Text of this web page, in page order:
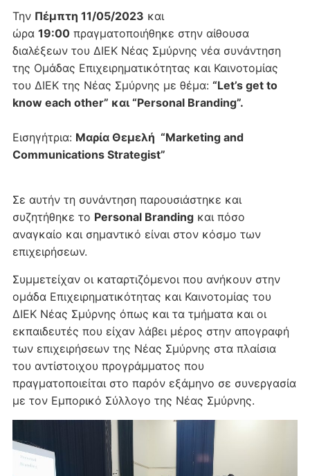
Την Πέμπτη 11/05/2023 και
ώρα 19:00πραγματοποιήθηκε στην αίθουσα
διαλέξεων του ΔΙΕΚ Νέας Σμύρνης νέα συνάντηση
της Ομάδας Επιχειρηματικότητας και Καινοτομίας
του ΔΙΕΚ της Νέας Σμύρνης με θέμα: “Let’s get to
know each other” και “Personal Branding”.
Εισηγήτρια: Μαρία Θεμελή “Marketing and
Communications Strategist”
Σε αυτήν τη συνάντηση παρουσιάστηκε και
συζητήθηκε το Personal Brandingκαι πόσο
αναγκαίο και σημαντικό είναι στον κόσμο των
επιχειρήσεων.
Συμμετείχαν οι καταρτιζόμενοι που ανήκουν στην
ομάδα Επιχειρηματικότητας και Καινοτομίας του
ΔΙΕΚ Νέας Σμύρνης όπως και τα τμήματα και οι
εκπαιδευτές που είχαν λάβει μέρος στην απογραφή
των επιχειρήσεων της Νέας Σμύρνης στα πλαίσια
του αντίστοιχου προγράμματος που
πραγματοποιείται στο παρόν εξάμηνο σε συνεργασία
με τον Εμπορικό Σύλλογο της Νέας Σμύρνης.